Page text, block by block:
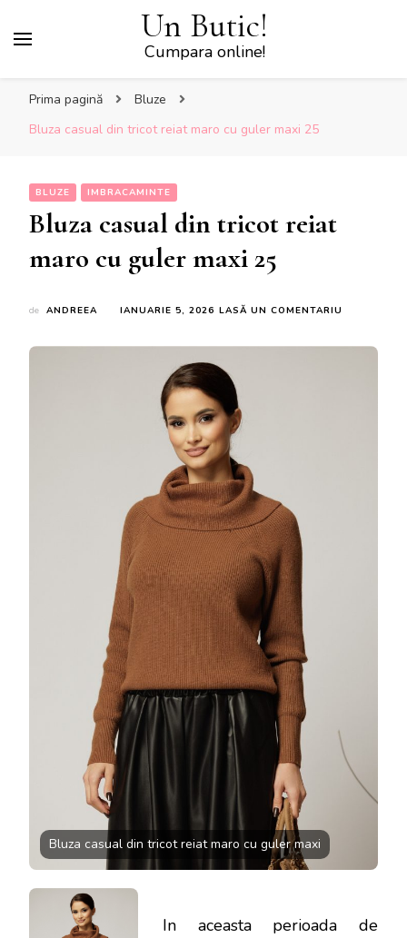
Un Butic!
Cumpara online!
Prima pagină
Bluze
Bluza casual din tricot reiat maro cu guler maxi 25
BLUZE IMBRACAMINTE
Bluza casual din tricot reiat
maro cu guler maxi 25
de ANDREEA IANUARIE 5, 2026 LASĂ UN COMENTARIU
Bluza casual din tricot reiat maro cu guler maxi
In aceasta perioada de